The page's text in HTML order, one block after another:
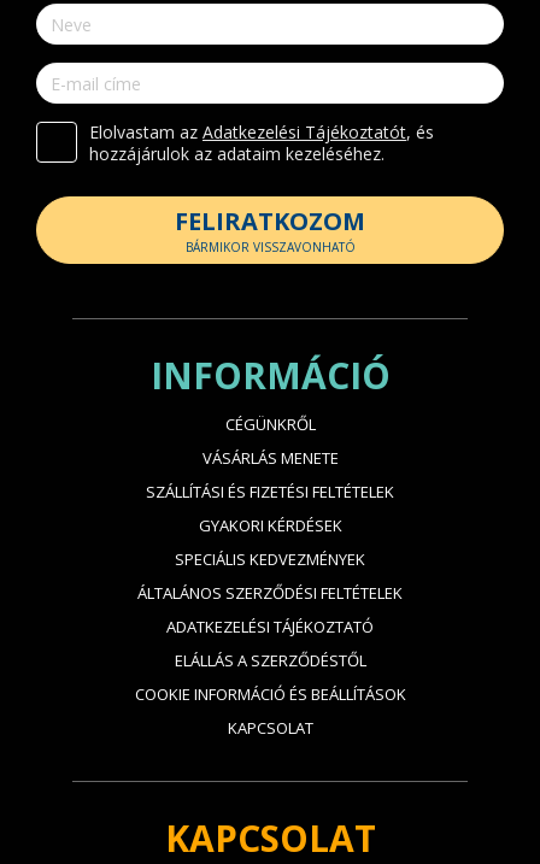
Elolvastam az Adatkezelési Tájékoztatót, és
hozzájárulok az adataim kezeléséhez.
FELIRATKOZOM
BÁRMIKOR VISSZAVONHATÓ
INFORMÁCIÓ
CÉGÜNKRŐL
VÁSÁRLÁS MENETE
SZÁLLÍTÁSI ÉS FIZETÉSI FELTÉTELEK
GYAKORI KÉRDÉSEK
SPECIÁLIS KEDVEZMÉNYEK
ÁLTALÁNOS SZERZŐDÉSI FELTÉTELEK
ADATKEZELÉSI TÁJÉKOZTATÓ
ELÁLLÁS A SZERZŐDÉSTŐL
COOKIE INFORMÁCIÓ ÉS BEÁLLÍTÁSOK
KAPCSOLAT
KAPCSOLAT